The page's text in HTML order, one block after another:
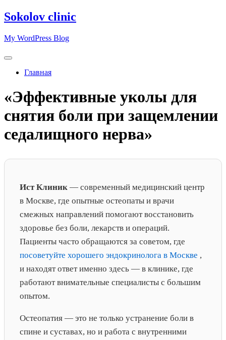
Перейти
к
Sokolov clinic
My WordPress Blog
Главная
«Эффективные уколы для
снятия боли при защемлении
седалищного нерва»
Ист Клиник — современный медицинский центр
в Москве, где опытные остеопаты и врачи
смежных направлений помогают восстановить
здоровье без боли, лекарств и операций.
Пациенты часто обращаются за советом, где
посоветуйте хорошего эндокринолога в Москве ,
и находят ответ именно здесь — в клинике, где
работают внимательные специалисты с большим
опытом.
Остеопатия — это не только устранение боли в
спине и суставах, но и работа с внутренними